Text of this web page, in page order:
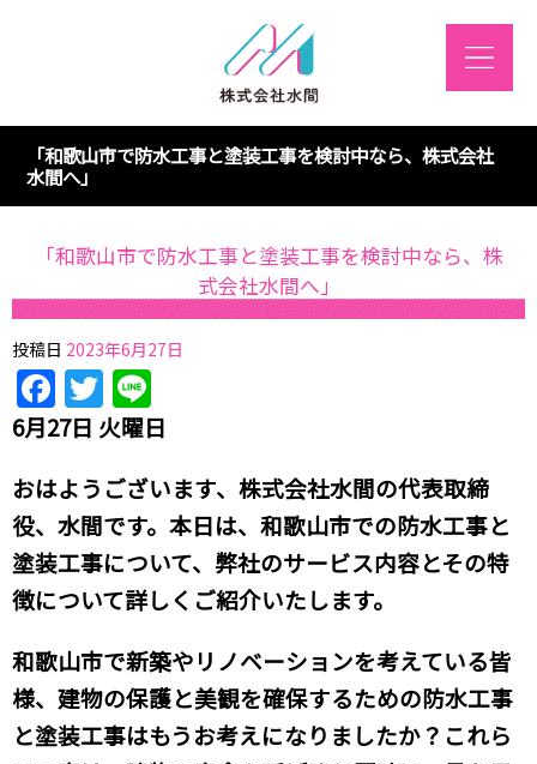
「和歌山市で防水工事と塗装工事を検討中なら、株式会社
水間へ」
「和歌山市で防水工事と塗装工事を検討中なら、株
式会社水間へ」
投稿日 2023年6月27日
Facebook
Twitter
6月27日 火曜日
おはようございます、株式会社水間の代表取締
役、水間です。本日は、和歌山市での防水工事と
塗装工事について、弊社のサービス内容とその特
徴について詳しくご紹介いたします。
和歌山市で新築やリノベーションを考えている皆
様、建物の保護と美観を確保するための防水工事
と塗装工事はもうお考えになりましたか？これら